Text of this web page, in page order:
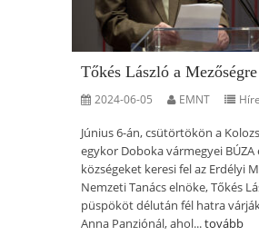
Tőkés László a
2024-06-05 EMNT
Június 6-án, csütörtökön a
egykor Doboka vármegyei BÚZA
községeket keresi fel az Erdélyi
Nemzeti Tanács elnöke, Tőkés
püspököt délután fél hatra
Anna Panziónál, ahol...tovább